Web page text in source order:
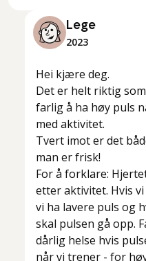
Lege
2023
Hei kjære deg.
Det er helt riktig
farlig å ha høy puls
med aktivitet.
Tvert imot er det
man er frisk!
For å forklare:
etter aktivitet. Hvis
vi ha lavere puls og
skal pulsen gå opp.
dårlig helse hvis
når vi trener - for